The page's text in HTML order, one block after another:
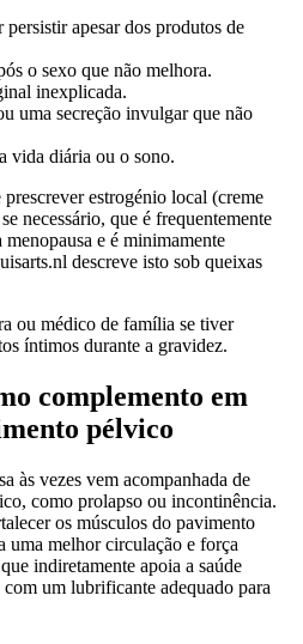
apesar dos produtos de
o sexo que não melhora.
inexplicada.
uma secreção invulgar que não
vida diária ou o sono.
estrogénio local (creme
necessário, que é frequentemente
e é minimamente
descreve isto sob queixas
ou médico de família se tiver
íntimos durante a gravidez.
complemento em
pélvico
às vezes vem acompanhada de
como prolapso ou incontinência.
os músculos do pavimento
uma melhor circulação e força
indiretamente apoia a saúde
um lubrificante adequado para